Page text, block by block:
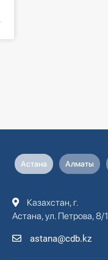
Астана Алматы
Казахстан, г.
Астана, ул. Петрова, 8/1
astana@cdb.kz